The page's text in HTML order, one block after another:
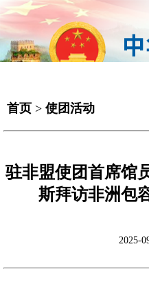
首页 > 使团活动
驻非盟使团首席馆
斯拜访非洲包
2025-